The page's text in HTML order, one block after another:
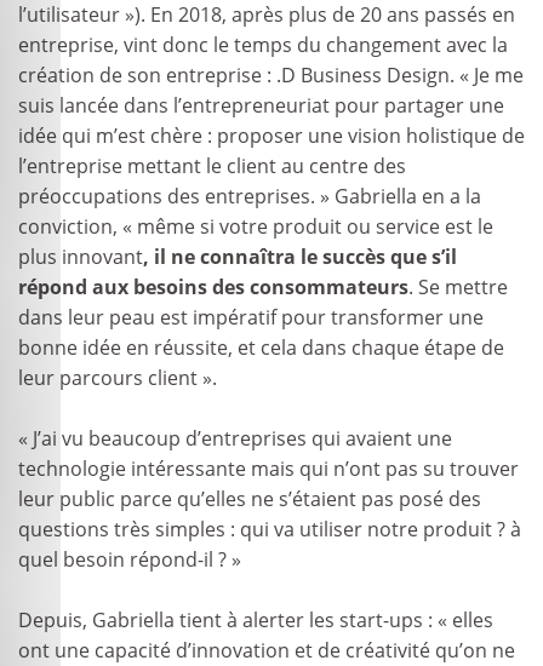
l’utilisateur »). En 2018, après plus de 20 ans passés en
entreprise, vint donc le temps du changement avec la
création de son entreprise : .D Business Design. « Je me
suis lancée dans l’entrepreneuriat pour partager une
idée qui m’est chère : proposer une vision holistique de
l’entreprise mettant le client au centre des
préoccupations des entreprises. » Gabriella en a la
conviction, « même si votre produit ou service est le
plus innovant, il ne connaîtra le succès que s’il
répond aux besoins des consommateurs. Se mettre
dans leur peau est impératif pour transformer une
bonne idée en réussite, et cela dans chaque étape de
leur parcours client ».
« J’ai vu beaucoup d’entreprises qui avaient une
technologie intéressante mais qui n’ont pas su trouver
leur public parce qu’elles ne s’étaient pas posé des
questions très simples : qui va utiliser notre produit ? à
quel besoin répond-il ? »
Depuis, Gabriella tient à alerter les start-ups : « elles
ont une capacité d’innovation et de créativité qu’on ne